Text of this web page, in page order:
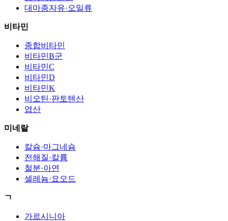
대마종자유·오일류
비타민
종합비타민
비타민B군
비타민C
비타민D
비타민K
비오틴·판토텐산
엽산
미네랄
칼슘·마그네슘
전해질·칼륨
철분·아연
셀레늄·요오드
ㄱ
가르시니아